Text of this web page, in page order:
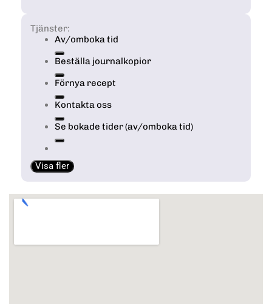
Tjänster:
Av/omboka tid
Beställa journalkopior
Förnya recept
Kontakta oss
Se bokade tider (av/omboka tid)
Visa fler